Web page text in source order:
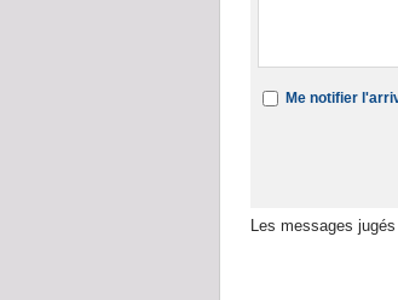
Me notifier
Les messages